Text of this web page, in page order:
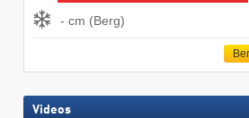
- cm (Berg)
Videos